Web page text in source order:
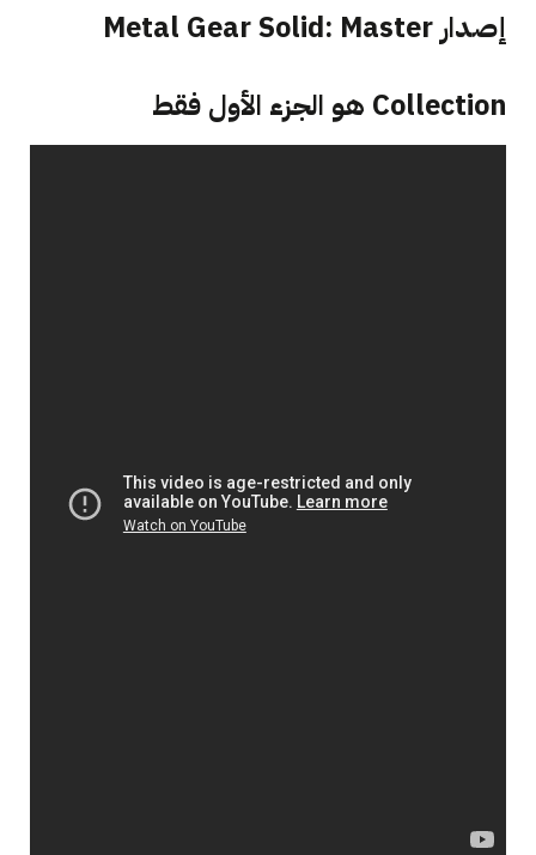
إصدار Metal Gear Solid: Master
Collection هو الجزء الأول فقط